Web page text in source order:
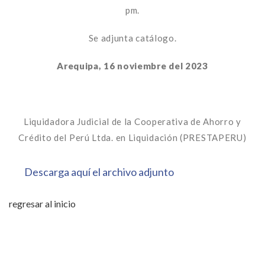
pm.
Se adjunta catálogo.
Arequipa, 16 noviembre del 2023
Liquidadora Judicial de la Cooperativa de Ahorro y
Crédito del Perú Ltda. en Liquidación (PRESTAPERU)
Descarga aquí el archivo adjunto
regresar al inicio